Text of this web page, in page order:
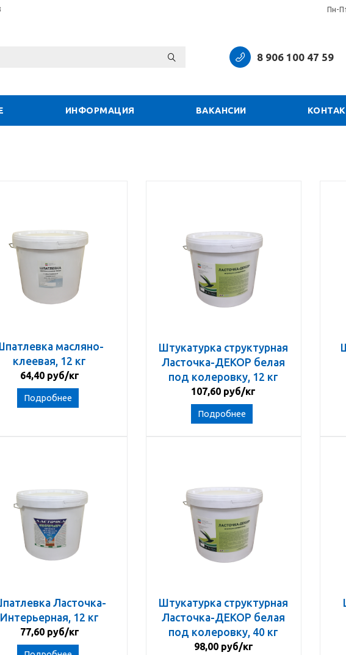
Пн-
8 906 100 47 59
ИНФОРМАЦИЯ ВАКАНСИИ
масляно-
клеевая, 12 кг
64,40 руб/кг
Подробнее
Штукатурка структурная
Ласточка-ДЕКОР белая
под колеровку, 12 кг
107,60 руб/кг
Подробнее
Ласточка-
Интерьерная, 12 кг
77,60 руб/кг
Штукатурка структурная
Ласточка-ДЕКОР белая
под колеровку, 40 кг
98,00 руб/кг